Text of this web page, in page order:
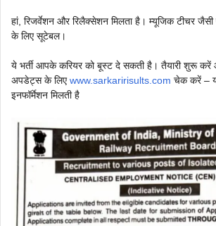
हां, रिजर्वेशन और रिलैक्सेशन मिलता है। म्यूजिक टीचर
के लिए सूटेबल।
ये भर्ती आपके करियर को बूस्ट दे सकती है। तैयारी शुरू
अपडेट्स के लिएwww.sarkaririsults.com चेक करें –
इनफॉर्मेशन मिलती है